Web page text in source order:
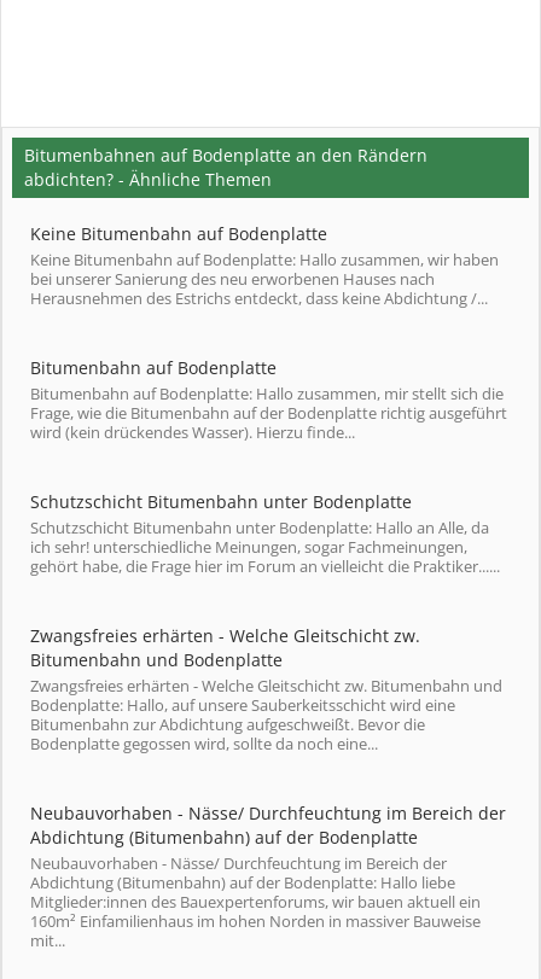
Bitumenbahnen auf Bodenplatte an den Rändern
abdichten? - Ähnliche Themen
Keine Bitumenbahn auf Bodenplatte
Keine Bitumenbahn auf Bodenplatte: Hallo zusammen, wir haben
bei unserer Sanierung des neu erworbenen Hauses nach
Herausnehmen des Estrichs entdeckt, dass keine Abdichtung /...
Bitumenbahn auf Bodenplatte
Bitumenbahn auf Bodenplatte: Hallo zusammen, mir stellt sich die
Frage, wie die Bitumenbahn auf der Bodenplatte richtig ausgeführt
wird (kein drückendes Wasser). Hierzu finde...
Schutzschicht Bitumenbahn unter Bodenplatte
Schutzschicht Bitumenbahn unter Bodenplatte: Hallo an Alle, da
ich sehr! unterschiedliche Meinungen, sogar Fachmeinungen,
gehört habe, die Frage hier im Forum an vielleicht die Praktiker......
Zwangsfreies erhärten - Welche Gleitschicht zw.
Bitumenbahn und Bodenplatte
Zwangsfreies erhärten - Welche Gleitschicht zw. Bitumenbahn und
Bodenplatte: Hallo, auf unsere Sauberkeitsschicht wird eine
Bitumenbahn zur Abdichtung aufgeschweißt. Bevor die
Bodenplatte gegossen wird, sollte da noch eine...
Neubauvorhaben - Nässe/ Durchfeuchtung im Bereich der
Abdichtung (Bitumenbahn) auf der Bodenplatte
Neubauvorhaben - Nässe/ Durchfeuchtung im Bereich der
Abdichtung (Bitumenbahn) auf der Bodenplatte: Hallo liebe
Mitglieder:innen des Bauexpertenforums, wir bauen aktuell ein
160m² Einfamilienhaus im hohen Norden in massiver Bauweise
mit...